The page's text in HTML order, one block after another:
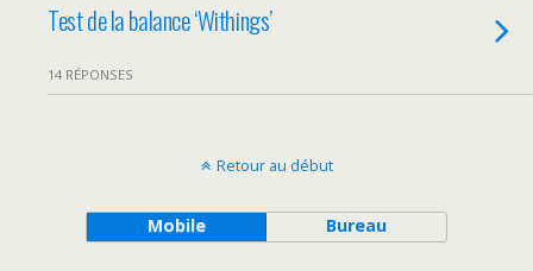
Test de la balance ‘Withings’
14 RÉPONSES
Retour au début
Mobile Bureau